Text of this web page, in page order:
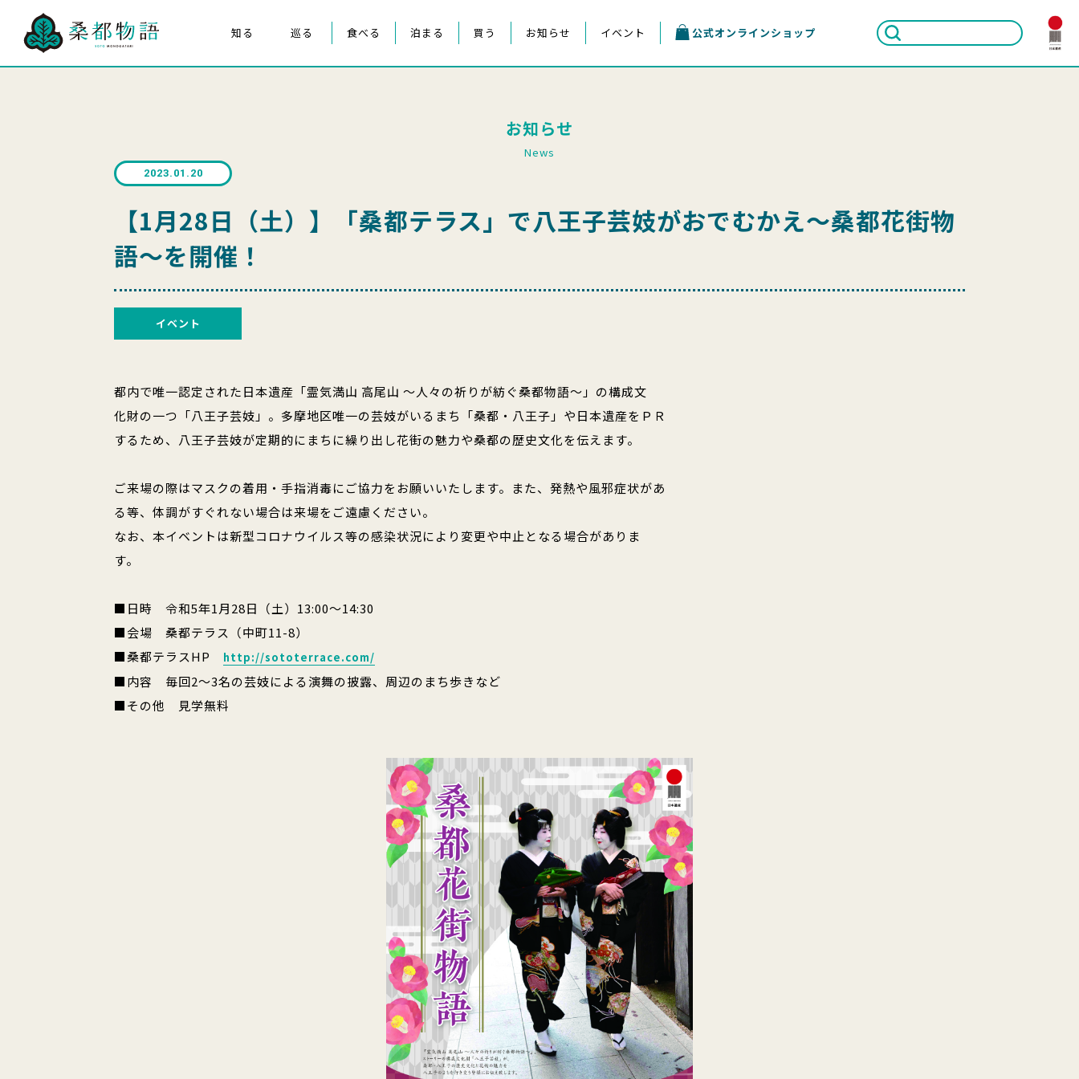
知る
桑都物語について
クイズ de ポスター
巡る
八王子まつり
食べる 泊まる 買う お知らせ イベント 公式オンラインショップ
お知らせ
News
2023.01.20
【1月28日（土）】「桑都テラス」で八王子芸妓がおでむかえ～桑都花街物
語～を開催！
イベント
都内で唯一認定された日本遺産「霊気満山 高尾山 ～人々の祈りが紡ぐ桑都物語～」の構成文
化財の一つ「八王子芸妓」。多摩地区唯一の芸妓がいるまち「桑都・八王子」や日本遺産をＰＲ
するため、八王子芸妓が定期的にまちに繰り出し花街の魅力や桑都の歴史文化を伝えます。
ご来場の際はマスクの着用・手指消毒にご協力をお願いいたします。また、発熱や風邪症状があ
る等、体調がすぐれない場合は来場をご遠慮ください。
なお、本イベントは新型コロナウイルス等の感染状況により変更や中止となる場合がありま
す。
■日時 令和5年1月28日（土）13:00～14:30
■会場 桑都テラス（中町11-8）
■桑都テラスHP
http://sototerrace.com/
■内容 毎回2～3名の芸妓による演舞の披露、周辺のまち歩きなど
■その他 見学無料